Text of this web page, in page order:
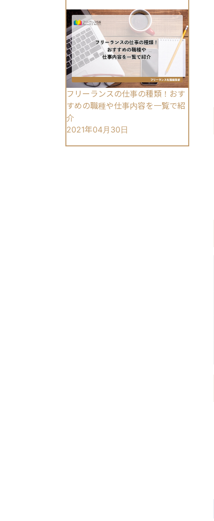
フリーランスの仕事の種類！おす
すめの職種や仕事内容を一覧で紹
介
2021年04月30日